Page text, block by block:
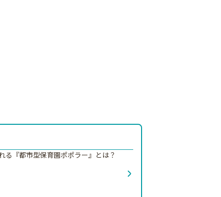
る『都市型保育園ポポラー』とは？